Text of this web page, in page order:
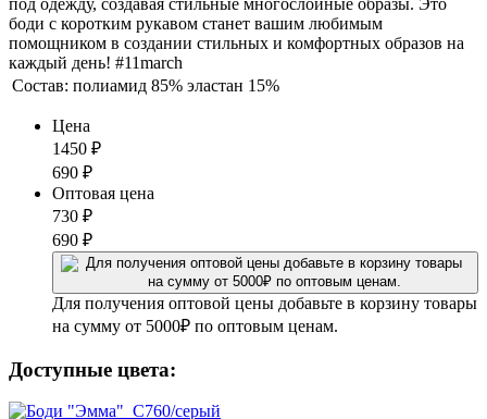
боди с коротким рукавом станет вашим любимым
помощником в создании стильных и комфортных образов на
каждый день! #11march
Состав: полиамид 85% эластан 15%
Цена
1450 ₽
690 ₽
Оптовая цена
730 ₽
690 ₽
Для получения оптовой цены добавьте в корзину товары
на сумму от 5000₽ по оптовым ценам.
Доступные цвета: